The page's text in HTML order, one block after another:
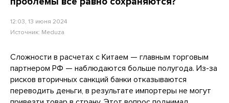
12:03, 13 июня 2024
Источник: Meduza
Сложности в расчетах с Китаем — главным торговым
партнером РФ — наблюдаются больше полугода. Из-за
рисков вторичных санкций банки отказываются
переводить деньги, в результате импортеры не могут